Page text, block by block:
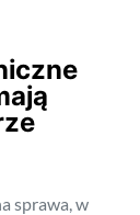
sprawa, w